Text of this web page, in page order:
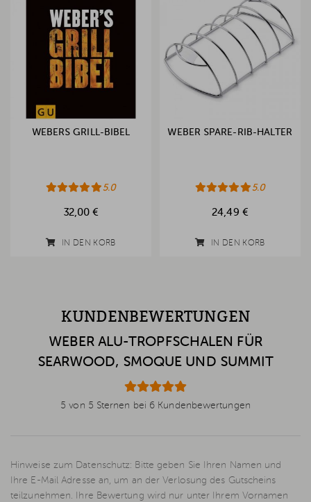
WEBERS GRILL-BIBEL
5.0
32,00 €
IN DEN KORB
WEBER SPARE-RIB-HALTER
5.0
24,49 €
IN DEN KORB
KUNDENBEWERTUNGEN
WEBER ALU-TROPFSCHALEN FÜR
SEARWOOD, SMOQUE UND SUMMIT
5 von 5 Sternen bei 6 Kundenbewertungen
Hinweise zum Datenschutz: Bitte geben Sie Ihren Namen und
Ihre E-Mail Adresse an, um an der Verlosung des Gutscheins
teilzunehmen. Ihre Bewertung wird nur unter Ihrem Vornamen